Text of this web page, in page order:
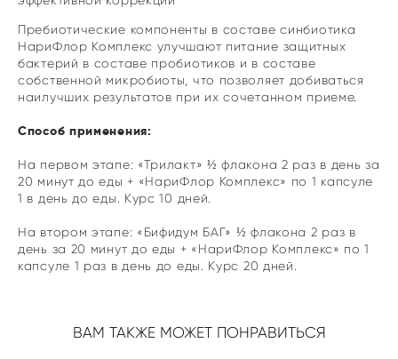
Пребиотические компоненты в составе синбиотика
НариФлор Комплекс улучшают питание защитных
бактерий в составе пробиотиков и в составе
собственной микробиоты, что позволяет добиваться
наилучших результатов при их сочетанном приеме.
Способ применения:
На первом этапе: «Трилакт» ½ флакона 2 раз в день за
20 минут до еды + «НариФлор Комплекс» по 1 капсуле
1 в день до еды. Курс 10 дней.
На втором этапе: «Бифидум БАГ» ½ флакона 2 раз в
день за 20 минут до еды + «НариФлор Комплекс» по 1
капсуле 1 раз в день до еды. Курс 20 дней.
ВАМ ТАКЖЕ МОЖЕТ ПОНРАВИТЬСЯ